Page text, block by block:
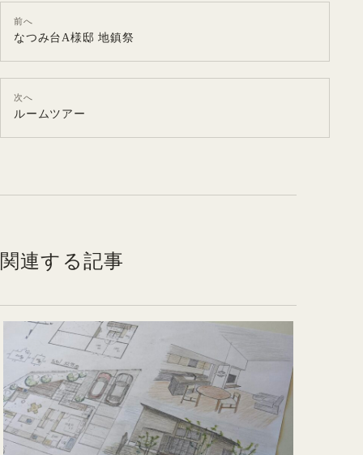
前へ
なつみ台A様邸 地鎮祭
次へ
ルームツアー
関連する記事